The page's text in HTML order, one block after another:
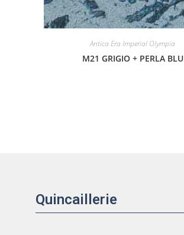
Antica Era Imperial Olympia
M21 GRIGIO + PERLA BLU
Quincaillerie